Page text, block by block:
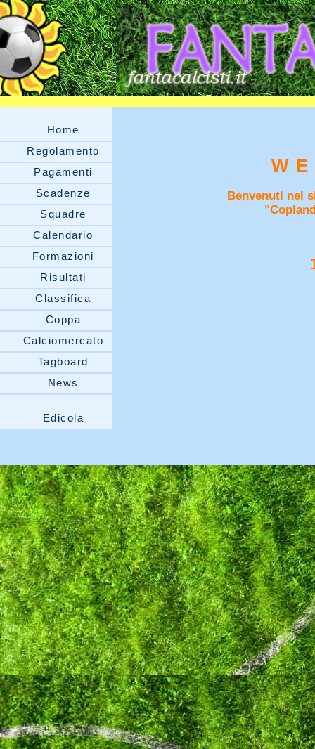
Home
Regolamento
Pagamenti
Scadenze
Squadre
Calendario
Formazioni
Risultati
Classifica
Coppa
Calciomercato
Tagboard
News
Edicola
Benvenuti nel